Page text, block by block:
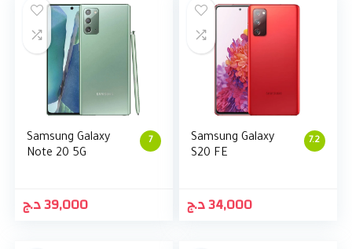
7
Samsung Galaxy
Note 20 5G
39,000د.ج
7.2
Samsung Galaxy
S20 FE
34,000د.ج